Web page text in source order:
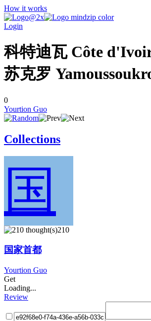
How it works
Login
科特迪瓦 Côte
苏克罗
0
Yourtion Guo
Collections
国
210
国家首都
Yourtion Guo
Get
Loading...
Review